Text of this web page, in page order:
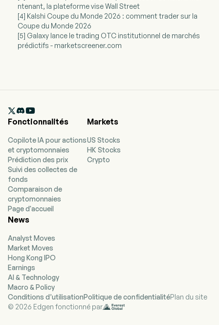
ntenant, la plateforme vise Wall Street
[4] Kalshi Coupe du Monde 2026 : comment trader sur la
Coupe du Monde 2026
[5] Galaxy lance le trading OTC institutionnel de marchés
prédictifs - marketscreener.com

Fonctionnalités
Copilote IA pour actions
et cryptomonnaies
Prédiction des prix
Suivi des collectes de
fonds
Comparaison de
cryptomonnaies
Page d'accueil
Markets
US Stocks
HK Stocks
Crypto
News
Analyst Moves
Market Moves
Hong Kong IPO
Earnings
AI & Technology
Macro & Policy
Conditions d’utilisationPolitique de confidentialitéPlan du site
© 2026 Edgen fonctionné par